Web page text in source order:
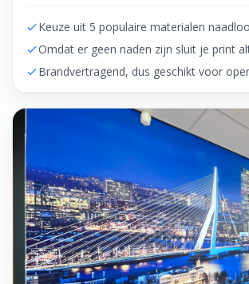
Keuze uit 5 populaire materialen
Omdat er geen naden zijn sluit je print
Brandvertragend, dus geschikt voor